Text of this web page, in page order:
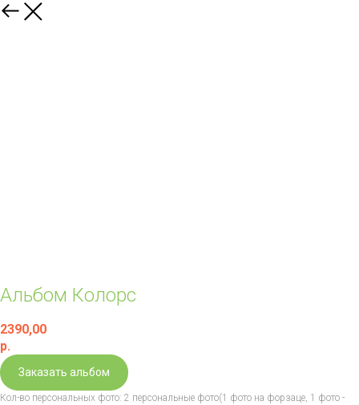
Альбом Колорс
2390,00
р.
Заказать альбом
Кол-во персональных фото: 2 персональные фото(1 фото на форзаце, 1 фото -